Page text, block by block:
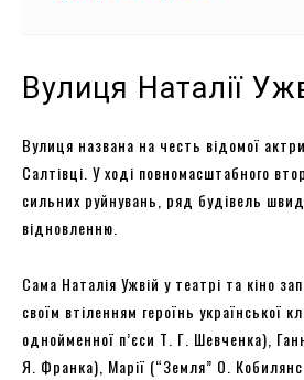
Вулиця Наталії
Вулиця названа на честь відомої
Салтівці. У ході повномасштабного
сильних руйнувань, ряд будівель
відновленню.
Сама Наталія Ужвій у театрі та кіно
своїм втіленням героїнь української
однойменної п’єси Т. Г. Шевченка),
Я. Франка), Марії (“Земля” О.